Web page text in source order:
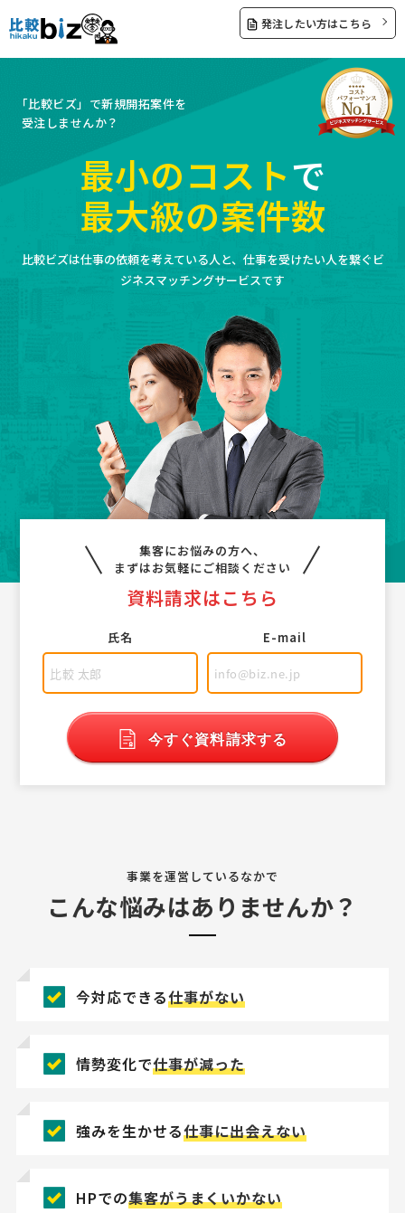
発注したい方はこちら
「比較ビズ」で新規開拓案件を
受注しませんか？
最小のコストで
最大級の案件数
比較ビズは仕事の依頼を考えている人と、仕事を受けたい人を繋ぐビ
ジネスマッチングサービスです
集客にお悩みの方へ、
まずはお気軽にご相談ください
資料請求はこちら
氏名 E-mail
今すぐ資料請求する
事業を運営しているなかで
こんな悩みはありませんか？
今対応できる仕事がない
情勢変化で仕事が減った
強みを生かせる仕事に出会えない
HPでの集客がうまくいかない